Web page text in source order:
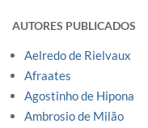
AUTORES PUBLICADOS
Aelredo de Rielvaux
Afraates
Agostinho de Hipona
Ambrosio de Milão